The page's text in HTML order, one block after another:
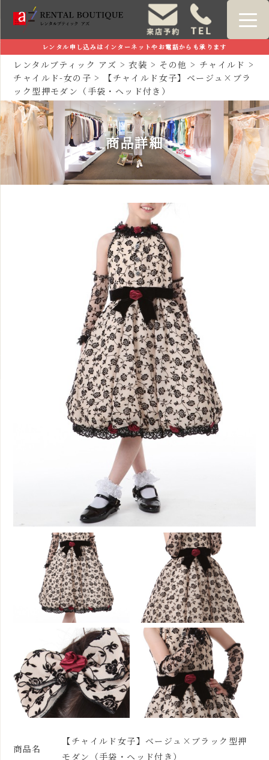
レンタル申し込みはインターネットやお電話からも承ります
レンタルブティック アズ >衣装 > その他 > チャイルド >
チャイルド-女の子 >
【チャイルド女子】ベージュ×ブラ
ック型押モダン（手袋・ヘッド付き）
商品詳細
商品名
【チャイルド女子】ベージュ×ブラック型押
モダン（手袋・ヘッド付き）